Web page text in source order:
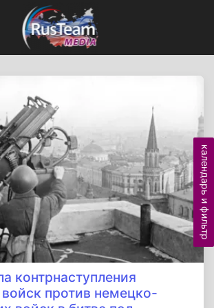
контрнаступления
против немецко-
календарь и фильтр